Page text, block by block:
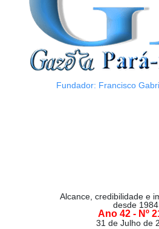
Fundador: Francisco
Alcance, credibilidade e
desde 1984
Ano 42 - Nº
31 de Julho de